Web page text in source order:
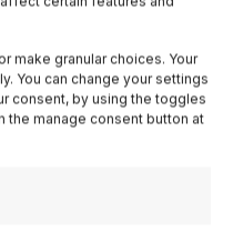
make granular choices. Your
You can change your settings
consent, by using the toggles
the manage consent button at